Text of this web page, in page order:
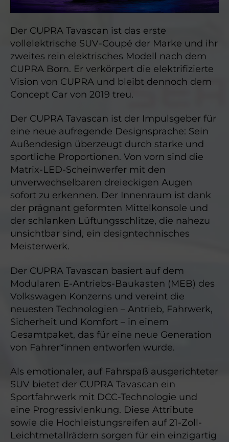
Der CUPRA Tavascan ist das erste
vollelektrische SUV-Coupé der Marke und ihr
zweites rein elektrisches Modell nach dem
CUPRA Born. Er verkörpert die elektrifizierte
Vision von CUPRA und bleibt dennoch dem
Concept Car von 2019 treu.
Der CUPRA Tavascan ist der Impulsgeber für
eine neue aufregende Designsprache: Sein
Außendesign überzeugt durch starke und
sportliche Proportionen. Von vorn sind die
Matrix-LED-Scheinwerfer mit den
unverwechselbaren dreieckigen Augen
sofort zu erkennen. Der Innenraum ist dank
der prägnant geformten Mittelkonsole und
der schlanken Lüftungsschlitze, die nahezu
unsichtbar sind, ein designtechnisches
Meisterwerk.
Der CUPRA Tavascan basiert auf dem
Modularen E-Antriebs-Baukasten (MEB) des
Volkswagen Konzerns und vereint die
neuesten Technologien – Antrieb, Fahrwerk,
Sicherheit und Komfort – in einem
Gesamtpaket, das für eine neue Generation
von Fahrer*innen entworfen wurde.
Als emotionaler, auf Fahrspaß ausgerichteter
SUV bietet der CUPRA Tavascan ein
Sportfahrwerk mit DCC-Technologie und
eine Progressivlenkung. Diese Attribute
sowie die Hochleistungsreifen auf 21-Zoll-
Leichtmetallrädern sorgen für ein einzigartig